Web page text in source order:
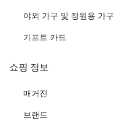
야외 가구 및 정원용 가구
기프트 카드
쇼핑 정보
매거진
브랜드